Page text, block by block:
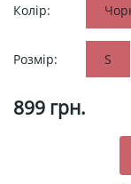
Колір:
Розмір: S
899 грн.